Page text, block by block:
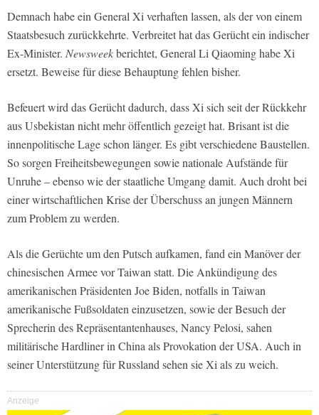
Demnach habe ein General Xi verhaften lassen, als der von einem
Staatsbesuch zurückkehrte. Verbreitet hat das Gerücht ein indischer
Ex-Minister. Newsweekberichtet, General Li Qiaoming habe Xi
ersetzt. Beweise für diese Behauptung fehlen bisher.
Befeuert wird das Gerücht dadurch, dass Xi sich seit der Rückkehr
aus Usbekistan nicht mehr öffentlich gezeigt hat. Brisant ist die
innenpolitische Lage schon länger. Es gibt verschiedene Baustellen.
So sorgen Freiheitsbewegungen sowie nationale Aufstände für
Unruhe – ebenso wie der staatliche Umgang damit. Auch droht bei
einer wirtschaftlichen Krise der Überschuss an jungen Männern
zum Problem zu werden.
Als die Gerüchte um den Putsch aufkamen, fand ein Manöver der
chinesischen Armee vor Taiwan statt. Die Ankündigung des
amerikanischen Präsidenten Joe Biden, notfalls in Taiwan
amerikanische Fußsoldaten einzusetzen, sowie der Besuch der
Sprecherin des Repräsentantenhauses, Nancy Pelosi, sahen
militärische Hardliner in China als Provokation der USA. Auch in
seiner Unterstützung für Russland sehen sie Xi als zu weich.
Anzeige